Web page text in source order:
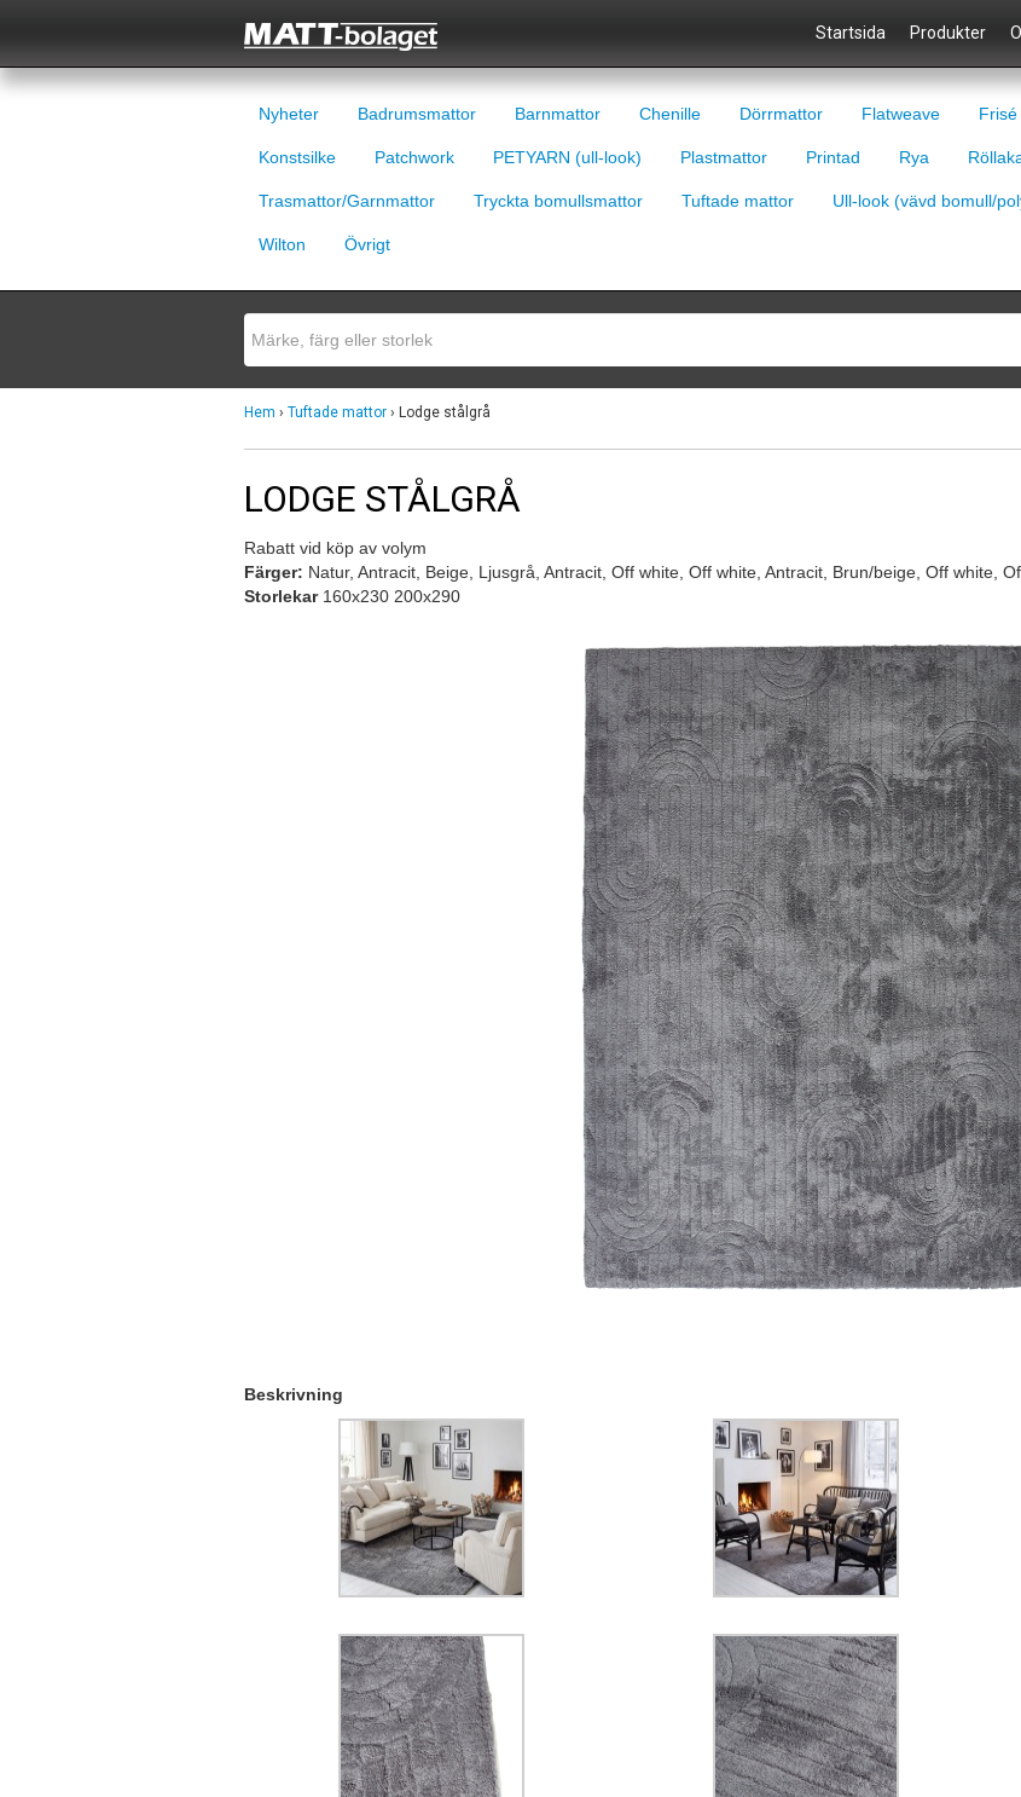
Startsida Produkter
Nyheter Badrumsmattor Barnmattor Chenille Dörrmattor Flatweave Frisé
Konstsilke Patchwork PETYARN (ull-look) Plastmattor Printad Rya
Trasmattor/Garnmattor Tryckta bomullsmattor Tuftade mattor Ull-look (vävd bomull/
Wilton Övrigt
Hem › Tuftade mattor › Lodge stålgrå
LODGE STÅLGRÅ
Rabatt vid köp av volym
Färger: Natur, Antracit, Beige, Ljusgrå, Antracit, Off white, Off white, Antracit, Brun/beige, Off white,
Storlekar160x230 200x290
Beskrivning